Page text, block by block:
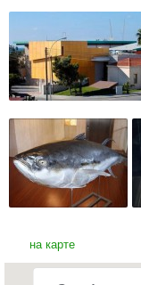
на карте